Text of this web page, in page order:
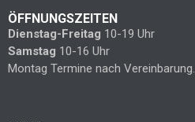
ÖFFNUNGSZEITEN
Dienstag-Freitag 10-19 Uhr
Samstag 10-16 Uhr
Montag Termine nach Vereinbarung.